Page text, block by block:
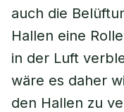
auch die
Hallen eine
in der Luft
wäre es daher
den Hallen zu